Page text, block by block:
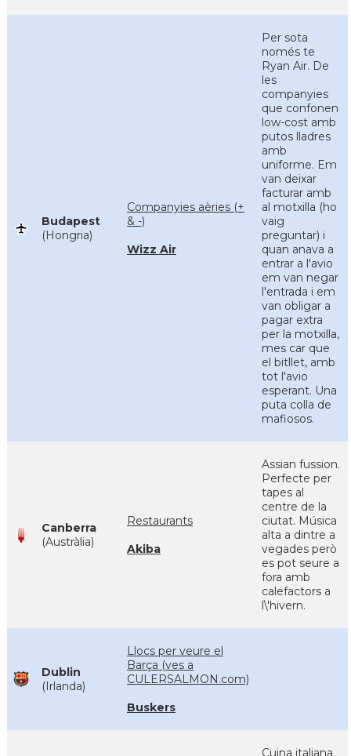
Budapest
(Hongria)
Companyies aèries (+
& -)
Wizz Air
Per sota
només te
Ryan Air. De
les
companyies
que confonen
low-cost amb
putos lladres
amb
uniforme. Em
van deixar
facturar amb
al motxilla (ho
vaig
preguntar) i
quan anava a
entrar a l'avio
em van negar
l'entrada i em
van obligar a
pagar extra
per la motxilla,
mes car que
el bitllet, amb
tot l'avio
esperant. Una
puta colla de
mafiosos.
Canberra
(Austràlia)
Restaurants
Akiba
Assian fussion.
Perfecte per
tapes al
centre de la
ciutat. Música
alta a dintre a
vegades però
es pot seure a
fora amb
calefactors a
l\'hivern.
Dublin
(Irlanda)
Llocs per veure el
Barça (ves a
CULERSALMON.com)
Buskers
Cuina italiana